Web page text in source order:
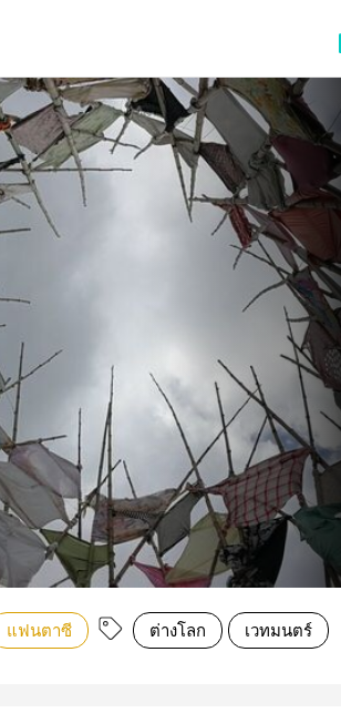
แฟนตาซี ต่างโลก เวทมนตร์